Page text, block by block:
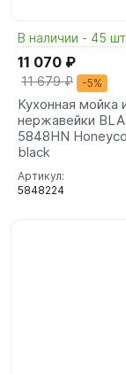
В наличии - 45 шт
11 070 ₽
11 679 ₽ -5%
Кухонная мойка
нержавейки
5848HN
black
Артикул:
5848224